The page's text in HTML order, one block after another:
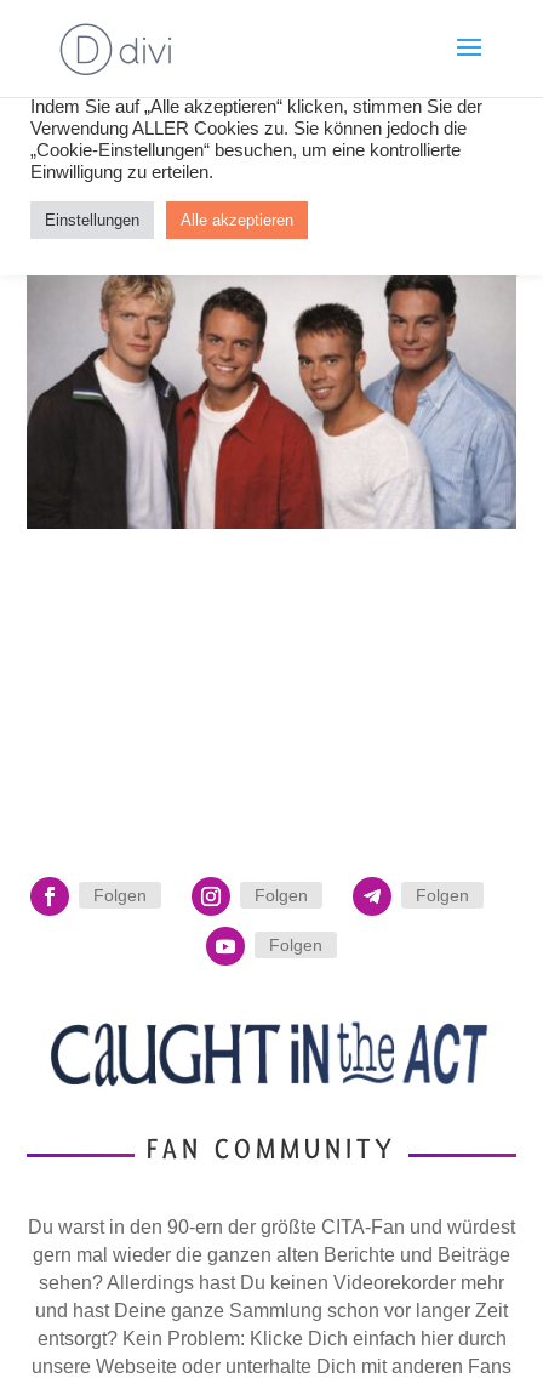
Folgen Folgen Folgen
Folgen
FAN COMMUNITY
Du warst in den 90-ern der größte CITA-Fan und würdest
gern mal wieder die ganzen alten Berichte und Beiträge
sehen? Allerdings hast Du keinen Videorekorder mehr
und hast Deine ganze Sammlung schon vor langer Zeit
entsorgt? Kein Problem: Klicke Dich einfach hier durch
unsere Webseite oder unterhalte Dich mit anderen Fans
Wir verwenden Cookies, um Inhalte und Anzeigen zu
personalisieren, Funktionen für soziale Medien anbieten zu
Indem Sie auf „Alle akzeptieren“ klicken, stimmen Sie der
Verwendung ALLER Cookies zu. Sie können jedoch die
„Cookie-Einstellungen“ besuchen, um eine kontrollierte
Einwilligung zu erteilen.
Einstellungen Alle akzeptieren